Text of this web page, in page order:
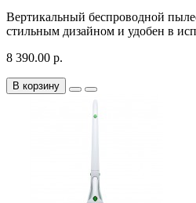
Вертикальный беспроводной
стильным дизайном и удобен в
8 390.00 р.
В корзину